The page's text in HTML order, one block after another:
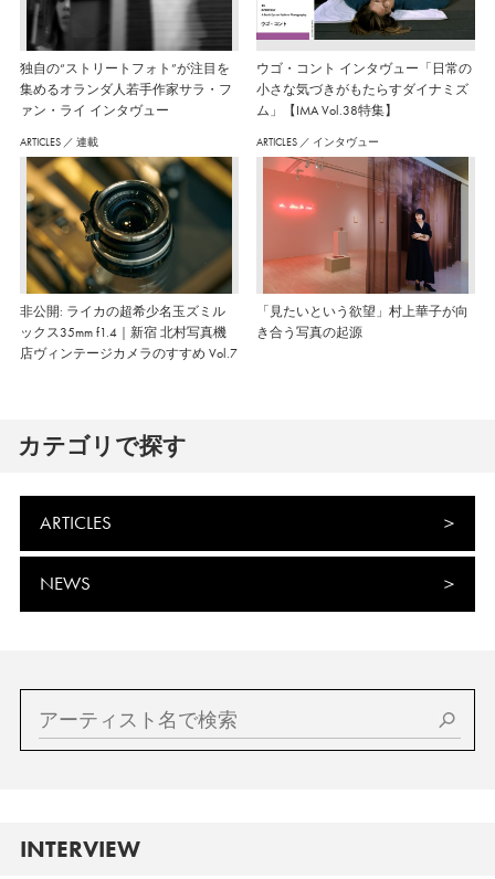
独自の“ストリートフォト”が注目を
集めるオランダ人若手作家サラ・フ
ァン・ライ インタヴュー
ウゴ・コント インタヴュー「日常の
小さな気づきがもたらすダイナミズ
ム」【IMA Vol.38特集】
ARTICLES ／ 連載
非公開: ライカの超希少名玉ズミル
ックス35mm f1.4｜新宿 北村写真機
店ヴィンテージカメラのすすめ Vol.7
ARTICLES ／ インタヴュー
「見たいという欲望」村上華子が向
き合う写真の起源
カテゴリで探す
ARTICLES
NEWS
INTERVIEW